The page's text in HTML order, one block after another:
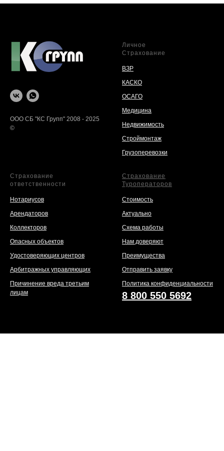
ООО СБ "КС Групп" 2008 - 2025
©
Личное
Страхование
ВЗР
КАСКО
ОСАГО
Медицина
Недвижимость
Строймонтаж
Грузоперевозки
Страхование
ответственности
Нотариусов
Арендаторов
Коллекторов
Опасных объектов
Удостоверяющих центров
Арбитражных управляющих
Причинение вреда третьим
лицам
Страхование
Туроператоров
Стоимость
Актуально
Схема работы
Нам доверяют
Преимущества
Отправить заявку
Политика конфиденциальности
8 800 550 5692